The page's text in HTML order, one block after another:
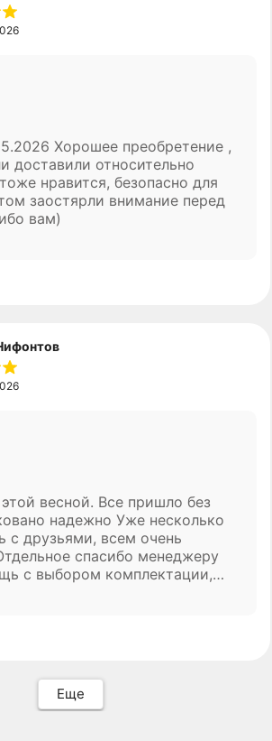
Хорошее преобретение ,
доставили относительно
нравится, безопасно для
заостярли внимание перед
вам)
весной. Все пришло без
надежно Уже несколько
с друзьями, всем очень
спасибо менеджеру
с выбором комплектации,
все с кайфом короче!
Еще